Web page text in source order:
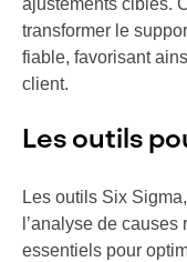
transformer le
fiable, favorisant
client.
Les outils
Les outils Six
l’analyse de
essentiels pour